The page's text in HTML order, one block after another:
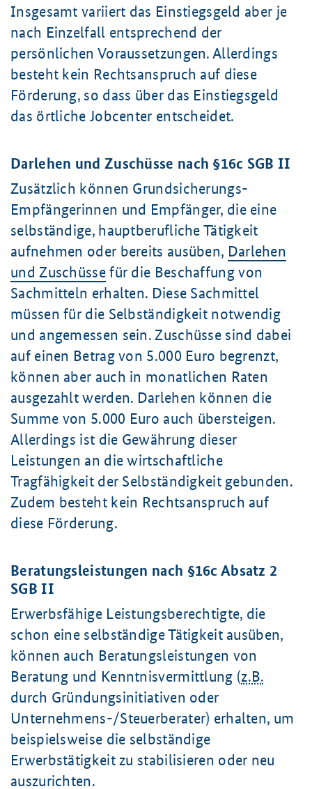
Insgesamt variiert das Einstiegsgeld aber je
nach Einzelfall entsprechend der
persönlichen Voraussetzungen. Allerdings
besteht kein Rechtsanspruch auf diese
Förderung, so dass über das Einstiegsgeld
das örtliche Jobcenter entscheidet.
Darlehen und Zuschüsse nach §16c SGB II
Zusätzlich können Grundsicherungs-
Empfängerinnen und Empfänger, die eine
selbständige, hauptberufliche Tätigkeit
aufnehmen oder bereits ausüben, Darlehen
und Zuschüssefür die Beschaffung von
Sachmitteln erhalten. Diese Sachmittel
müssen für die Selbständigkeit notwendig
und angemessen sein. Zuschüsse sind dabei
auf einen Betrag von 5.000 Euro begrenzt,
können aber auch in monatlichen Raten
ausgezahlt werden. Darlehen können die
Summe von 5.000 Euro auch übersteigen.
Allerdings ist die Gewährung dieser
Leistungen an die wirtschaftliche
Tragfähigkeit der Selbständigkeit gebunden.
Zudem besteht kein Rechtsanspruch auf
diese Förderung.
Beratungsleistungen nach §16c Absatz 2
SGB II
Erwerbsfähige Leistungsberechtigte, die
schon eine selbständige Tätigkeit ausüben,
können auch Beratungsleistungen von
Beratung und Kenntnisvermittlung (z.B.
durch Gründungsinitiativen oder
Unternehmens-/Steuerberater) erhalten, um
beispielsweise die selbständige
Erwerbstätigkeit zu stabilisieren oder neu
auszurichten.